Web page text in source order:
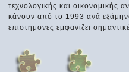
τεχνολογικής και οικονομικής
κάνουν από το 1993 ανά
επιστήμονες εμφανίζει